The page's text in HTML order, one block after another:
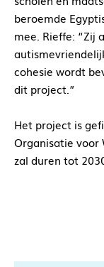
beroemde
mee. Rieffe: “Zij
cohesie wordt
dit project.”
Het project is
Organisatie voor
zal duren tot